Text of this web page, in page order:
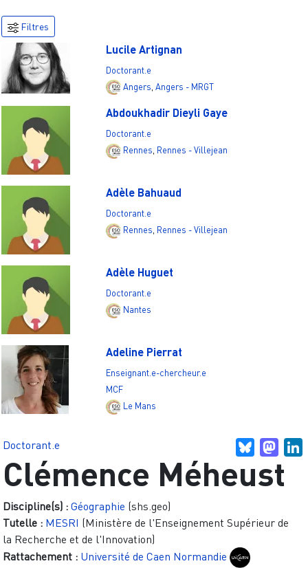
Filtres
Lucile Artignan
Doctorant.e
Angers Angers - MRGT
Abdoukhadir Dieyli Gaye
Doctorant.e
Rennes, Rennes - Villejean
Adèle Bahuaud
Doctorant.e
Rennes, Rennes - Villejean
Adèle Huguet
Doctorant.e
Nantes
Adeline Pierrat
Enseignant.e-chercheur.e
MCF
Le Mans
Bluesky
Doctorant.e
Clémence Méheust
Discipline(s) : Géographie (shs.geo)
Tutelle : MESRI (Ministère de l'Enseignement Supérieur de
la Recherche et de l'Innovation)
Rattachement : Université de Caen Normandie